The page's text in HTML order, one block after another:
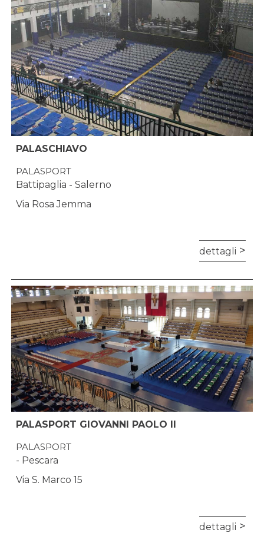
PALASCHIAVO
PALASPORT
Battipaglia - Salerno
Via Rosa Jemma
dettagli
PALASPORT GIOVANNI PAOLO II
PALASPORT
- Pescara
Via S. Marco 15
dettagli